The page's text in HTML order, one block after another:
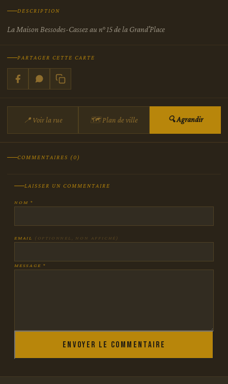
DESCRIPTION
La Maison Bessodes-Cassez au n° 15 de la Grand'Place
PARTAGER CETTE CARTE
📍 Voir la rue 🗺 Plan de ville 🔍 Agrandir
COMMENTAIRES (0)
LAISSER UN COMMENTAIRE
NOM *
EMAIL (OPTIONNEL, NON AFFICHÉ)
MESSAGE *
Envoyer le commentaire